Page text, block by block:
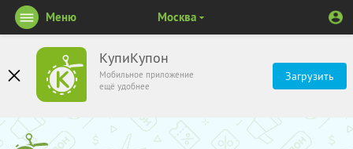
КупиКупон
Мобильное приложение
ещё удобнее
Загрузить
Меню Москва